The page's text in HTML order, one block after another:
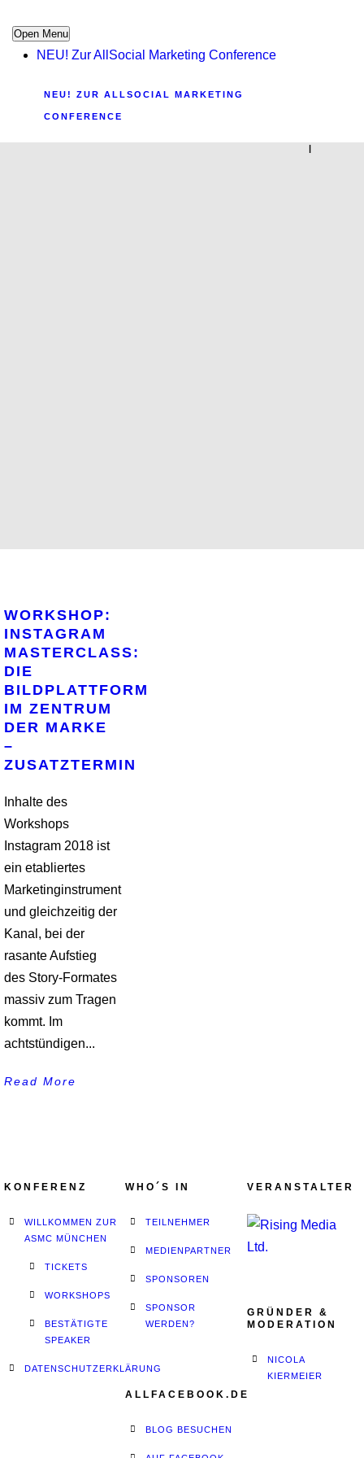
Open Menu
NEU! Zur AllSocial Marketing Conference
NEU! ZUR ALLSOCIAL MARKETING
CONFERENCE
|
WORKSHOP:
INSTAGRAM
MASTERCLASS:
DIE
BILDPLATTFORM
IM ZENTRUM
DER MARKE
–
ZUSATZTERMIN
Inhalte des
Workshops
Instagram 2018 ist
ein etabliertes
Marketinginstrument
und gleichzeitig der
Kanal, bei der
rasante Aufstieg
des Story-Formates
massiv zum Tragen
kommt. Im
achtstündigen...
Read More
KONFERENZ
WILLKOMMEN ZUR
ASMC MÜNCHEN
TICKETS
WORKSHOPS
BESTÄTIGTE
SPEAKER
DATENSCHUTZERKLÄRUNG
WHO´S IN
TEILNEHMER
MEDIENPARTNER
SPONSOREN
SPONSOR
WERDEN?
ALLFACEBOOK.DE
BLOG BESUCHEN
VERANSTALTER
GRÜNDER &
MODERATION
NICOLA
KIERMEIER